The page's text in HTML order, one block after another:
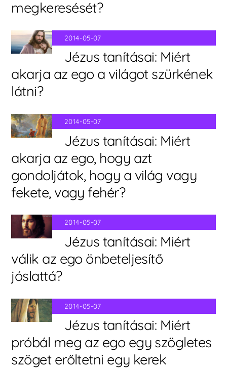
megkeresését?
2014-05-07
Jézus tanításai: Miért
akarja az ego a világot szürkének
látni?
2014-05-07
Jézus tanításai: Miért
akarja az ego, hogy azt
gondoljátok, hogy a világ vagy
fekete, vagy fehér?
2014-05-07
Jézus tanításai: Miért
válik az ego önbeteljesítő
jóslattá?
2014-05-07
Jézus tanításai: Miért
próbál meg az ego egy szögletes
szöget erőltetni egy kerek